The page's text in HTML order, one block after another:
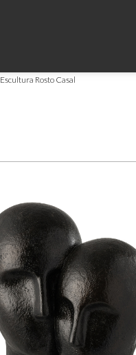
Escultura Rosto Casal